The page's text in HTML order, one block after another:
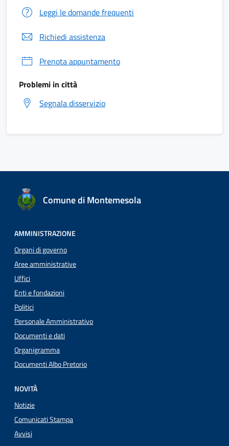
Leggi le domande frequenti
Richiedi assistenza
Prenota appuntamento
Problemi in città
Segnala disservizio
Comune di Montemesola
AMMINISTRAZIONE
Organi di governo
Aree amministrative
Uffici
Enti e fondazioni
Politici
Personale Amministrativo
Documenti e dati
Organigramma
Documenti Albo Pretorio
NOVITÀ
Notizie
Comunicati Stampa
Avvisi